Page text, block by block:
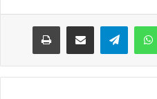
WhatsApp
Telegram